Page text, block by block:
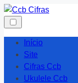
Skip
Início
Site
Cifras Ccb
Ukulele Ccb